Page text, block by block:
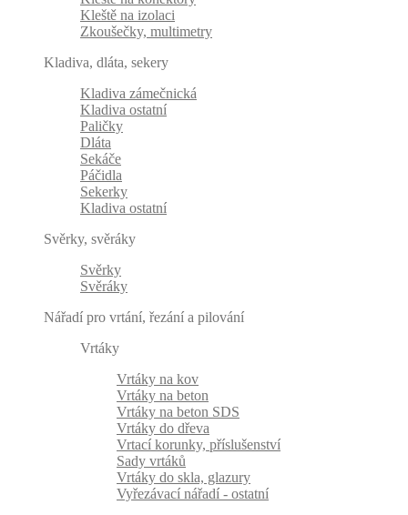
Kleště na izolaci
Zkoušečky, multimetry
Kladiva, dláta, sekery
Kladiva zámečnická
Kladiva ostatní
Paličky
Dláta
Sekáče
Páčidla
Sekerky
Kladiva ostatní
Svěrky, svěráky
Svěrky
Svěráky
Nářadí pro vrtání, řezání a pilování
Vrtáky
Vrtáky na kov
Vrtáky na beton
Vrtáky na beton SDS
Vrtáky do dřeva
Vrtací korunky, příslušenství
Sady vrtáků
Vrtáky do skla, glazury
Vyřezávací nářadí - ostatní